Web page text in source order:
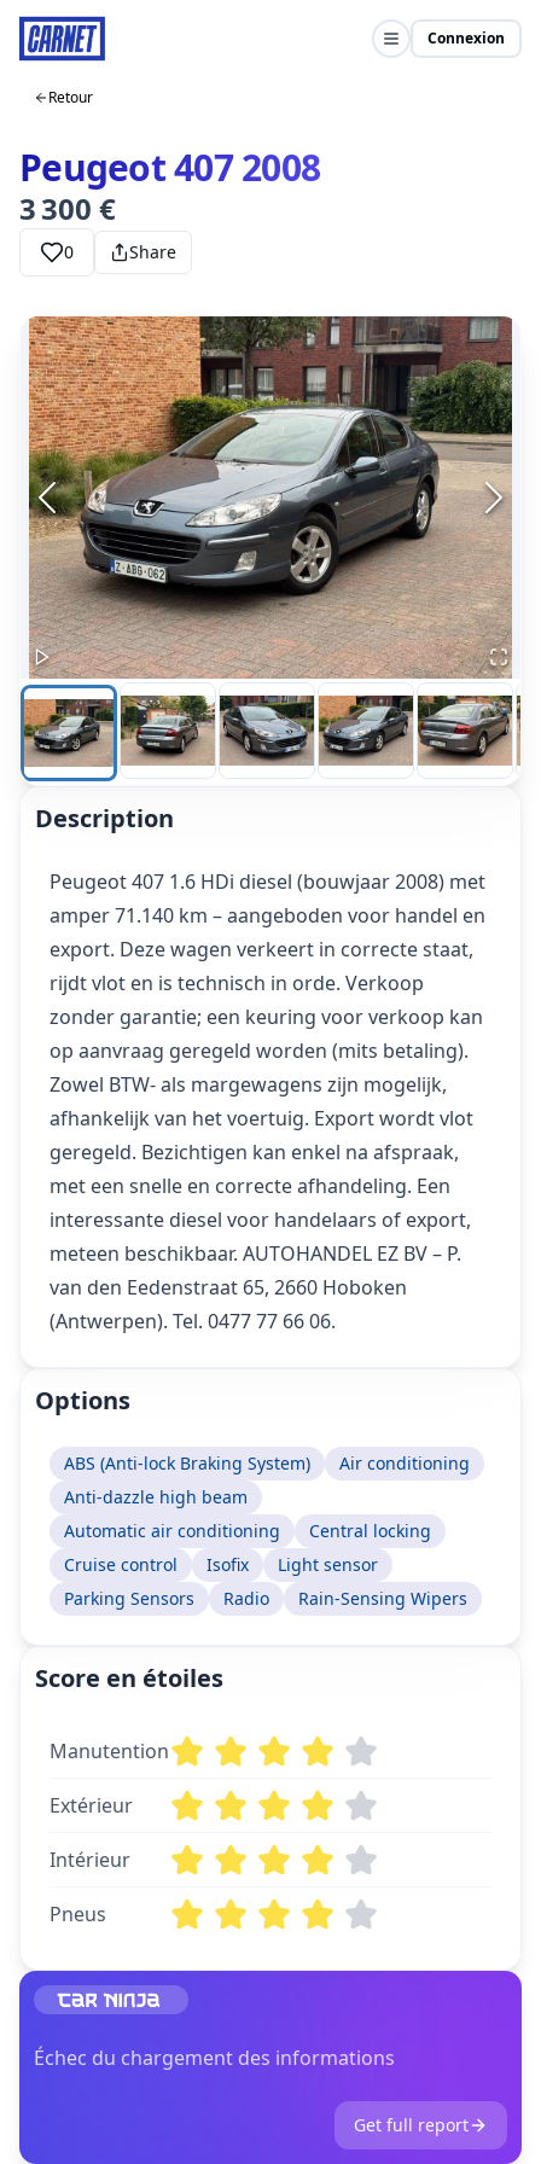
Connexion
Retour
Peugeot 407 2008
3 300 €
0 Share
Description
Peugeot 407 1.6 HDi diesel (bouwjaar 2008) met
amper 71.140 km – aangeboden voor handel en
export. Deze wagen verkeert in correcte staat,
rijdt vlot en is technisch in orde. Verkoop
zonder garantie; een keuring voor verkoop kan
op aanvraag geregeld worden (mits betaling).
Zowel BTW- als margewagens zijn mogelijk,
afhankelijk van het voertuig. Export wordt vlot
geregeld. Bezichtigen kan enkel na afspraak,
met een snelle en correcte afhandeling. Een
interessante diesel voor handelaars of export,
meteen beschikbaar. AUTOHANDEL EZ BV – P.
van den Eedenstraat 65, 2660 Hoboken
(Antwerpen). Tel. 0477 77 66 06.
Options
ABS (Anti-lock Braking System)
Air conditioning
Anti-dazzle high beam
Automatic air conditioning
Central locking
Cruise control
Isofix
Light sensor
Parking Sensors
Radio Rain-Sensing Wipers
Score en étoiles
Manutention
Extérieur
Intérieur
Pneus
Échec du chargement des informations
Get full report